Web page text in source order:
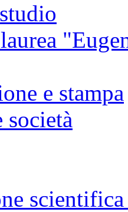
e stampa
società